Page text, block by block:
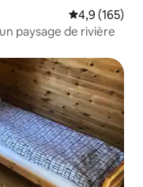
Évaluation
4,9 (165)
paysage de rivière